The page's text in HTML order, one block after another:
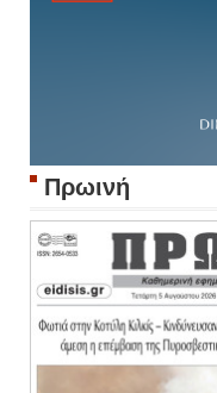
Πρωινή